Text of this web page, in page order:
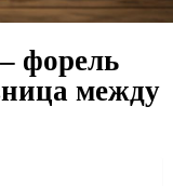
форель
между